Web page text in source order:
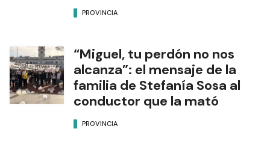
PROVINCIA
“Miguel, tu perdón no nos
alcanza”: el mensaje de la
familia de Stefanía Sosa al
conductor que la mató
PROVINCIA